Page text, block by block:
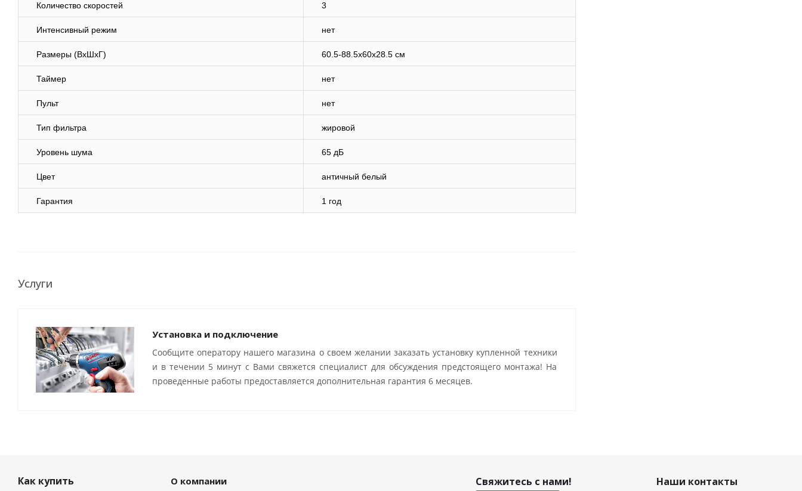
Количество скоростей 3
Интенсивный режим нет
Размеры (ВхШхГ) 60.5-88.5x60x28.5 см
Таймер нет
Пульт нет
Тип фильтра жировой
Уровень шума 65 дБ
Цвет античный белый
Гарантия 1 год
Услуги
Установка и подключение
Сообщите оператору нашего магазина о своем желании заказать установку купленной техники
и в течении 5 минут с Вами свяжется специалист для обсуждения предстоящего монтажа! На
проведенные работы предоставляется дополнительная гарантия 6 месяцев.
Как купить О компании Свяжитесь с нами! Наши контакты